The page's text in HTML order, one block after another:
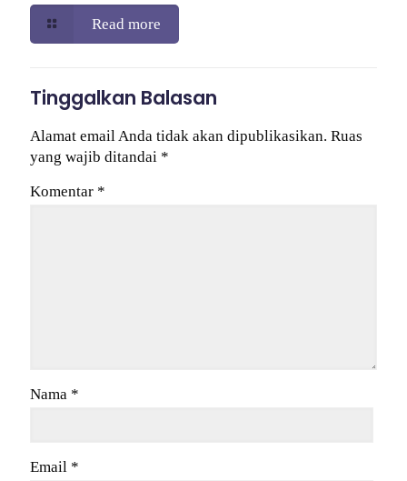
Read more
Tinggalkan Balasan
Alamat email Anda tidak akan dipublikasikan. Ruas
yang wajib ditandai *
Komentar *
Nama *
Email *